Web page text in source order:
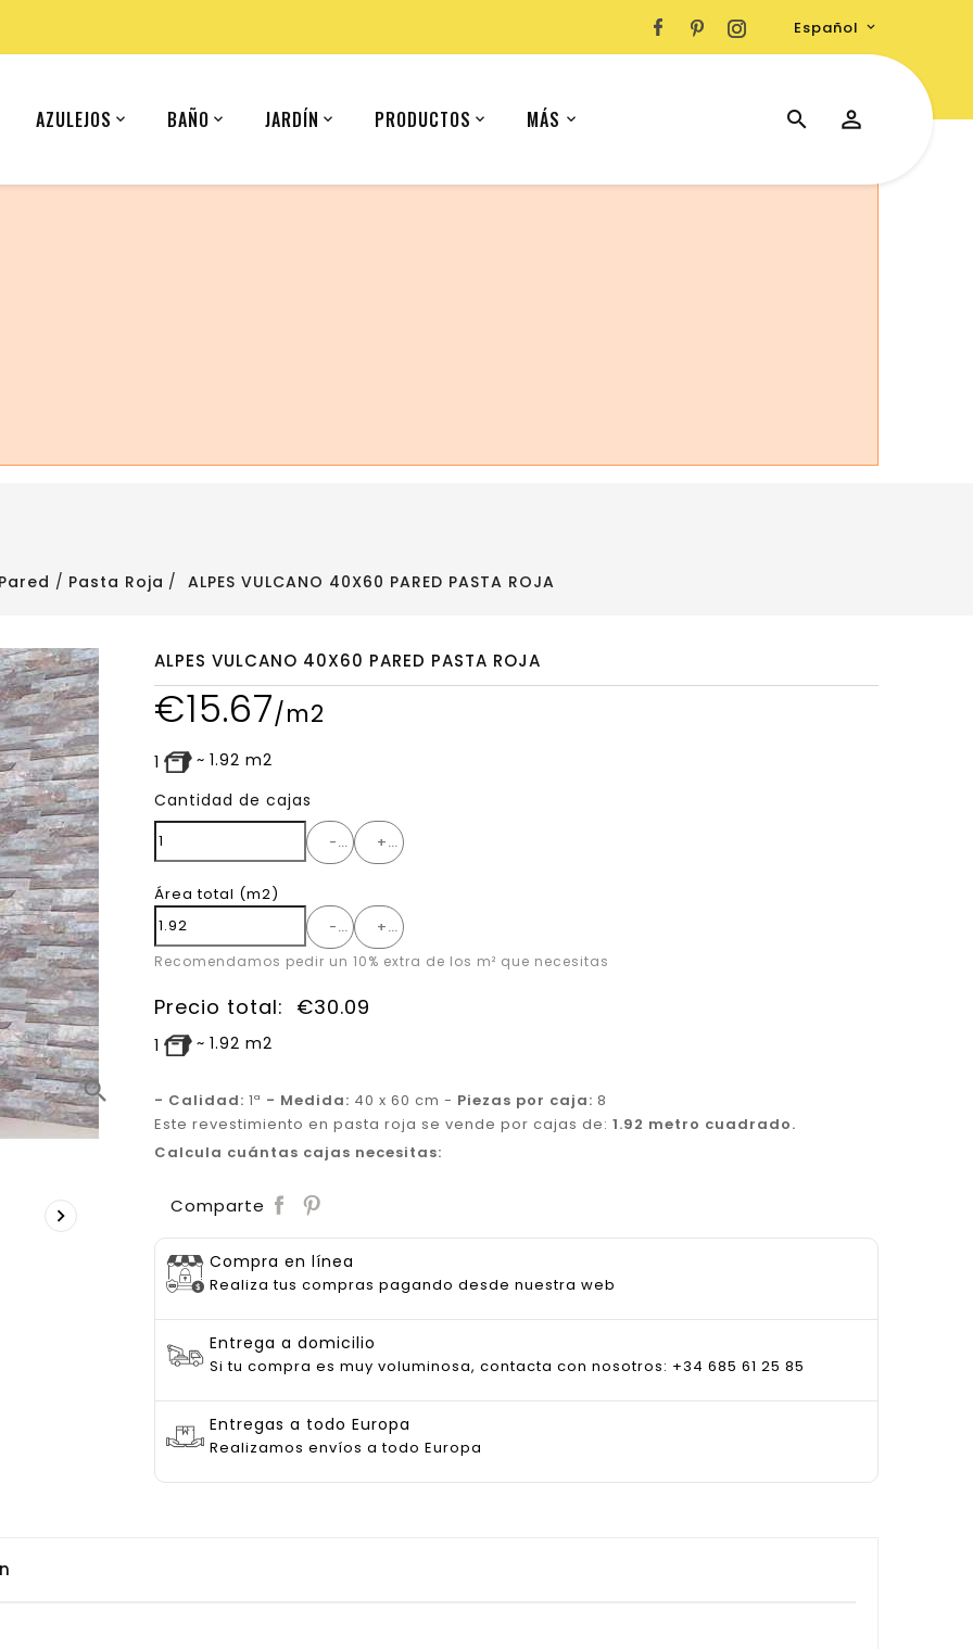
Español 
AZULEJOS BAÑO JARDÍN PRODUCTOS MÁS
States).
Pasta Roja ALPES VULCANO 40X60 PARED PASTA ROJA
search

ALPES VULCANO 40X60 PARED PASTA ROJA
€15.67/m2
1 ~ 1.92 m2
Cantidad de cajas
- +
Área total (m2)
-
+
Recomendamos pedir un 10% extra de los m² que necesitas
Precio total: €30.09
1 ~ 1.92 m2
- Calidad: 1ª - Medida: 40 x 60 cm - Piezas por caja: 8
Este revestimiento en pasta roja se vende por cajas de: 1.92 metro cuadrado.
Calcula cuántas cajas necesitas:
Comparte
Compra en línea
Realiza tus compras pagando desde nuestra web
Entrega a domicilio
Si tu compra es muy voluminosa, contacta con nosotros: +34 685 61 25 85
Entregas a todo Europa
Realizamos envíos a todo Europa